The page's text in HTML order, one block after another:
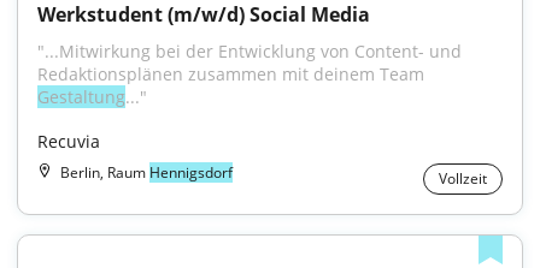
Werkstudent (m/w/d) Social Media
"...Mitwirkung bei der Entwicklung von Content- und
Gestaltung..."
Recuvia
Berlin, Raum Hennigsdorf Vollzeit